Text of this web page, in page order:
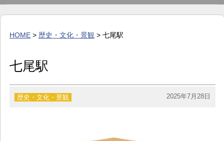
HOME> 歴史・文化・景観 > 七尾駅
七尾駅
歴史・文化・景観 2025年7月28日